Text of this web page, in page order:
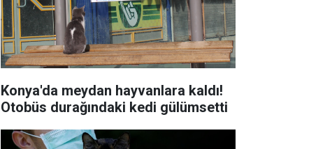
Konya'da meydan hayvanlara kaldı!
Otobüs durağındaki kedi gülümsetti